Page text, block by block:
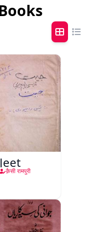
Jeet
क़ैसी रामपुरी